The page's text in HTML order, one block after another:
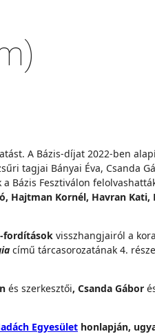
A Bázis-díjat 2022-ben
tagjai Bányai Éva, Csanda
Bázis Fesztiválon
Hajtman Kornél, Havran Kati,
fordítások visszhangjairól a
című tárcasorozatának 4.
és szerkesztői, Csanda Gábor
Egyesület honlapján,